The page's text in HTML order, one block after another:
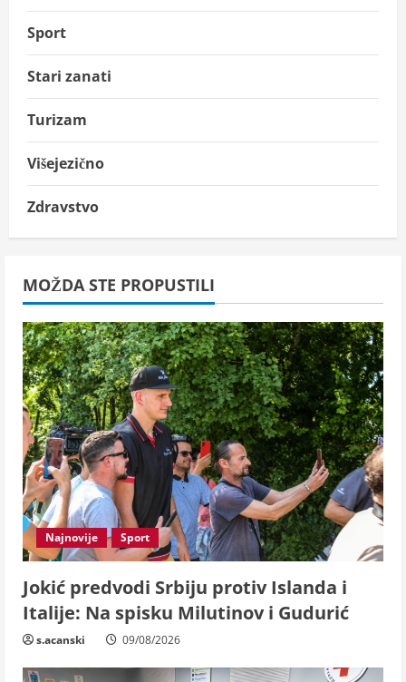
Sport
Stari zanati
Turizam
Višejezično
Zdravstvo
MOŽDA STE PROPUSTILI
Najnovije Sport
Jokić predvodi Srbiju protiv Islanda i
Italije: Na spisku Milutinov i Gudurić
s.acanski 09/08/2026